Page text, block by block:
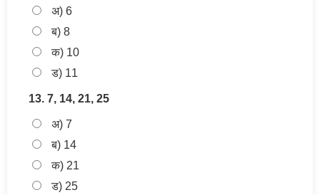
अ) 6
ब) 8
क) 10
ड) 11
13. 7, 14, 21, 25
अ) 7
ब) 14
क) 21
ड) 25